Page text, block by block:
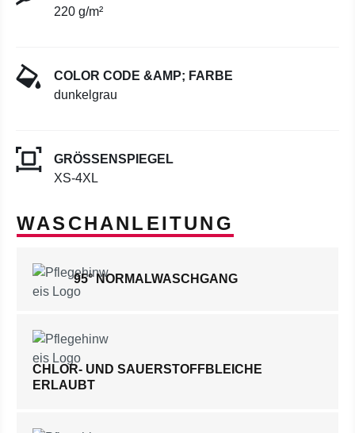
220 g/m²
COLOR CODE &AMP; FARBE
dunkelgrau
GRÖSSENSPIEGEL
XS-4XL
WASCHANLEITUNG
95° NORMALWASCHGANG
CHLOR- UND SAUERSTOFFBLEICHE
ERLAUBT